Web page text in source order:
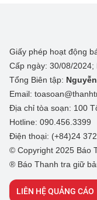
Giấy phép hoạt động
Cấp ngày: 30/08/
Tổng Biên tập:
Email:
Địa chỉ tòa soạn: 100
Hotline: 090.456.3399
Điện thoại: (+84)24
© Copyright 2025 Báo
® Báo Thanh tra giữ
LIÊN HỆ QUẢNG CÁO